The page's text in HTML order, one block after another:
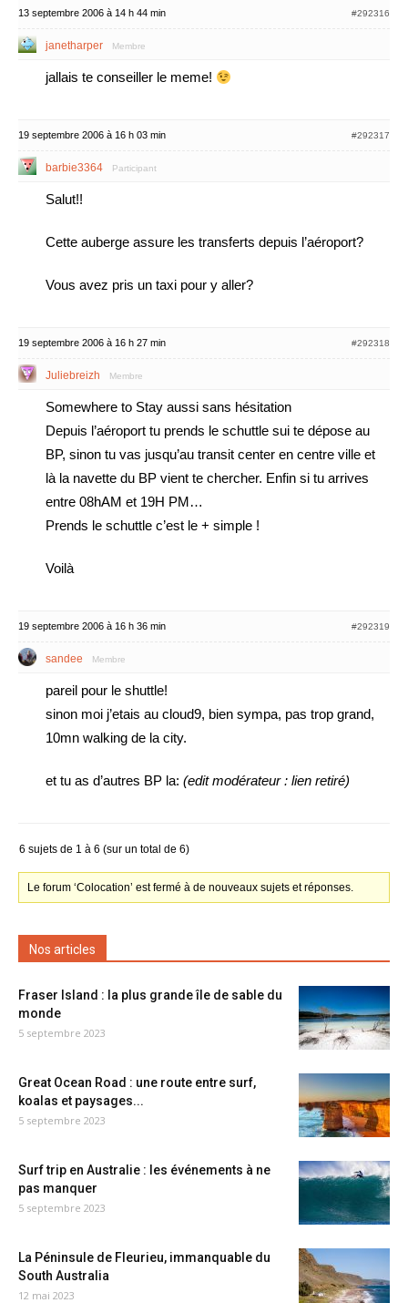
13 septembre 2006 à 14 h 44 min #292316
janetharper Membre
jallais te conseiller le meme!
19 septembre 2006 à 16 h 03 min #292317
barbie3364 Participant
Salut!!
Cette auberge assure les transferts depuis l’aéroport?
Vous avez pris un taxi pour y aller?
19 septembre 2006 à 16 h 27 min #292318
Juliebreizh Membre
Somewhere to Stay aussi sans hésitation
Depuis l’aéroport tu prends le schuttle sui te dépose au
BP, sinon tu vas jusqu’au transit center en centre ville et
là la navette du BP vient te chercher. Enfin si tu arrives
entre 08hAM et 19H PM…
Prends le schuttle c’est le + simple !
Voilà
19 septembre 2006 à 16 h 36 min #292319
sandee Membre
pareil pour le shuttle!
sinon moi j’etais au cloud9, bien sympa, pas trop grand,
10mn walking de la city.
et tu as d’autres BP la: (edit modérateur : lien retiré)
6 sujets de 1 à 6 (sur un total de 6)
Le forum ‘Colocation’ est fermé à de nouveaux sujets et réponses.
Nos articles
Fraser Island : la plus grande île de sable du
monde
5 septembre 2023
Great Ocean Road : une route entre surf,
koalas et paysages...
5 septembre 2023
Surf trip en Australie : les événements à ne
pas manquer
5 septembre 2023
La Péninsule de Fleurieu, immanquable du
South Australia
12 mai 2023